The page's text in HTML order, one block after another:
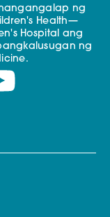
ng
Health—
Hospital ang
ng